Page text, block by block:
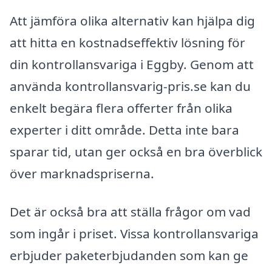
Att jämföra olika alternativ kan hjälpa dig
att hitta en kostnadseffektiv lösning för
din kontrollansvariga i Eggby. Genom att
använda kontrollansvarig-pris.se kan du
enkelt begära flera offerter från olika
experter i ditt område. Detta inte bara
sparar tid, utan ger också en bra överblick
över marknadspriserna.
Det är också bra att ställa frågor om vad
som ingår i priset. Vissa kontrollansvariga
erbjuder paketerbjudanden som kan ge